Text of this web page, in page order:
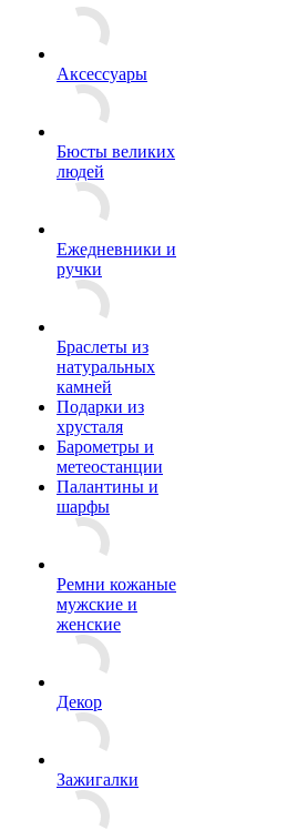
Аксессуары
Бюсты великих
людей
Ежедневники и
ручки
Браслеты из
натуральных
камней
Подарки из
хрусталя
Барометры и
метеостанции
Палантины и
шарфы
Ремни кожаные
мужские и
женские
Декор
Зажигалки